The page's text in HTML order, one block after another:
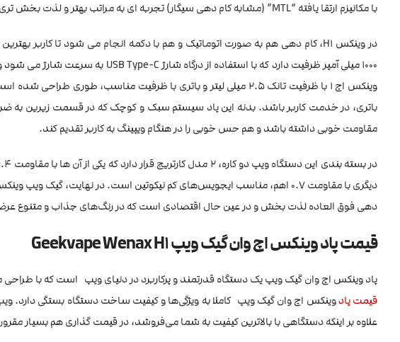
با مکانیزم ارتقا یافته “MTL” (مشابه کام دهی سیگار) تجربه ای به مراتب بهتر و لذت بخش تری را نسبت به رقبای خود برای کاربران این دستگاه فراهم می کند.
در وینکس H1، کام دهی هم به صورت اتوماتیک و هم با دکمه انجام می شود تا کاربر بهترین تجربه را از دستگاه ویپ
1000 میلی آمپر ظرفیت دارد که با استفاده از درگاه شارژ USB Type-C به سرعت شارژ می شود و همیشه آماده همراهی شما در همه جا است! پاد سیستم
وینکس اچ 1 با ظرفیت تانک 2.5 میلی لیتر و باتری با ظرفیت مناسب،
باتری، در خدمت کاربر باشد. بدنه این پاد سیستم سبک و کوچک که در قسمت زیرین به
مقاومت خوبی داشته باشد و هم حس خوبی را در هنگام ویپینگ به کاربر تقدیم کند.
در بسته بندی این دستگاه ویپ دو کاره، 2 مدل کارتریج قرار دارد که یکی از آن ها با مقاومت 1.4 اهم، اختصاصا برای
دهی فوق العاده لذت بخش و در عین حال اقتصادی است که در رنگ‌های جذاب و متنوع
قیمت پاد وینکس اچ وان گیک ویپ Geekvape Wenax H1
پاد وینکس اچ وان گیک ویپ یک دستگاه قدرتمند و پرکاربرد در دنیای ویپ است که با
قیمت پادوینکس اچ وان گیک ویپ کاملا به ویژگی‌ها و کیفیت ساخت دستگاه بستگی دارد.
علاوه بر اینکه دستگاهی با بالاترین کیفیت به شما می‌فروشد، در قیمت گذاری هم بسیار